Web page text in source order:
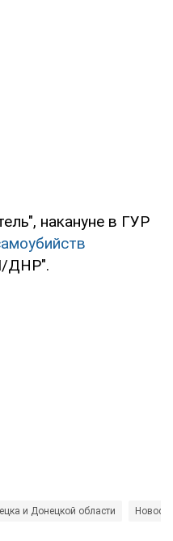
накануне в ГУР
ДНР".
и Донецкой области